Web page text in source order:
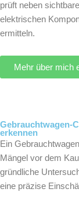
prüft neben
elektrischen
ermitteln.
Mehr über mich
Gebrauchtwagen-
erkennen
Ein
Mängel vor dem
gründliche
eine präzise